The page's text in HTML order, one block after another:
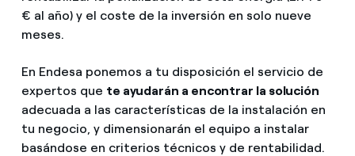
€ al año) y el coste de la inversión en solo nueve
meses.
En Endesa ponemos a tu disposición el servicio de
expertos que te ayudarán a encontrar la solución
adecuada a las características de la instalación en
tu negocio, y dimensionarán el equipo a instalar
basándose en criterios técnicos y de rentabilidad.